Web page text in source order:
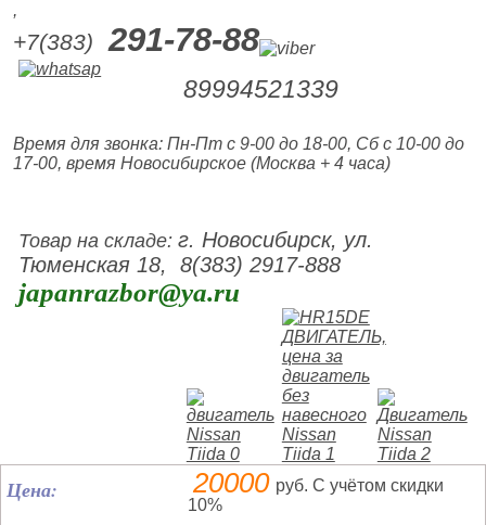
,
+7(383) 291-78-88
89994521339
Время для звонка: Пн-Пт с 9-00 до 18-00, Сб с 10-00 до
17-00, время Новосибирское (Москва + 4 часа)
Товар на складе:г. Новосибирск, ул.
Тюменская 18, 8(383) 2917-888
japanrazbor@ya.ru
Цена: 20000 руб. С учётом скидки
10%